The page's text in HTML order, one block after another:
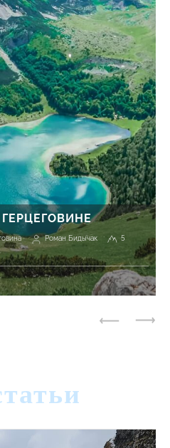
Роман Бидычак
5